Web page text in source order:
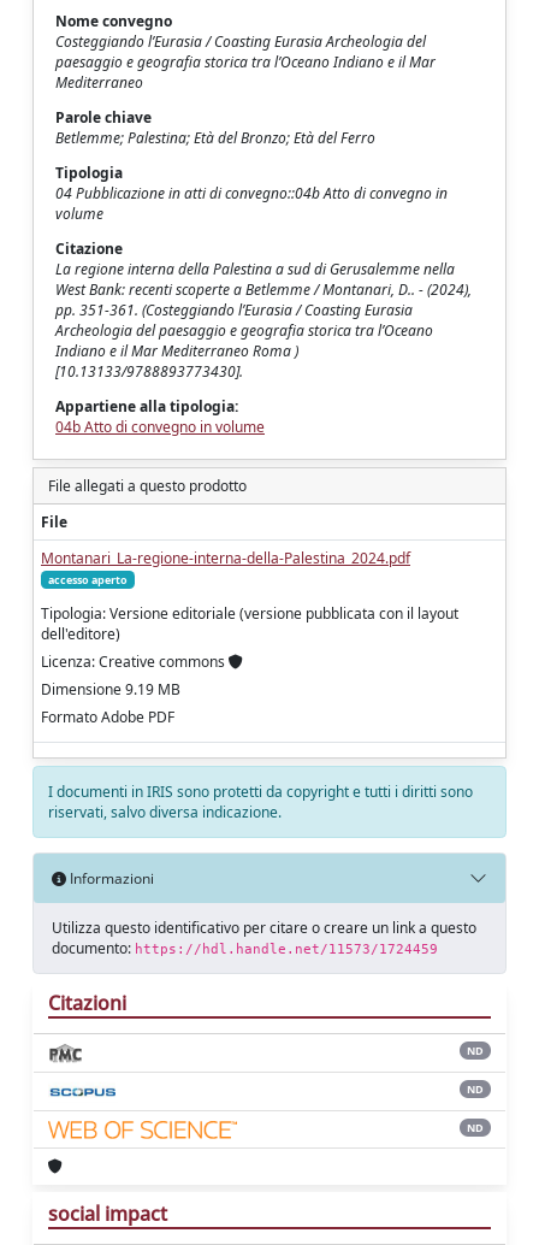
Nome convegno
Costeggiando l’Eurasia / Coasting Eurasia Archeologia del
paesaggio e geografia storica tra l’Oceano Indiano e il Mar
Mediterraneo
Parole chiave
Betlemme; Palestina; Età del Bronzo; Età del Ferro
Tipologia
04 Pubblicazione in atti di convegno::04b Atto di convegno in
volume
Citazione
La regione interna della Palestina a sud di Gerusalemme nella
West Bank: recenti scoperte a Betlemme / Montanari, D.. - (2024),
pp. 351-361. (Costeggiando l’Eurasia / Coasting Eurasia
Archeologia del paesaggio e geografia storica tra l’Oceano
Indiano e il Mar Mediterraneo Roma )
[10.13133/9788893773430].
Appartiene alla tipologia:
04b Atto di convegno in volume
File allegati a questo prodotto
File
Montanari_La-regione-interna-della-Palestina_2024.pdf
accesso aperto
Tipologia: Versione editoriale (versione pubblicata con il layout
dell'editore)
Licenza: Creative commons
Dimensione 9.19 MB
Formato Adobe PDF
I documenti in IRIS sono protetti da copyright e tutti i diritti sono
riservati, salvo diversa indicazione.
Informazioni
Utilizza questo identificativo per citare o creare un link a questo
documento: https://hdl.handle.net/11573/1724459
Citazioni
ND
ND
ND
social impact